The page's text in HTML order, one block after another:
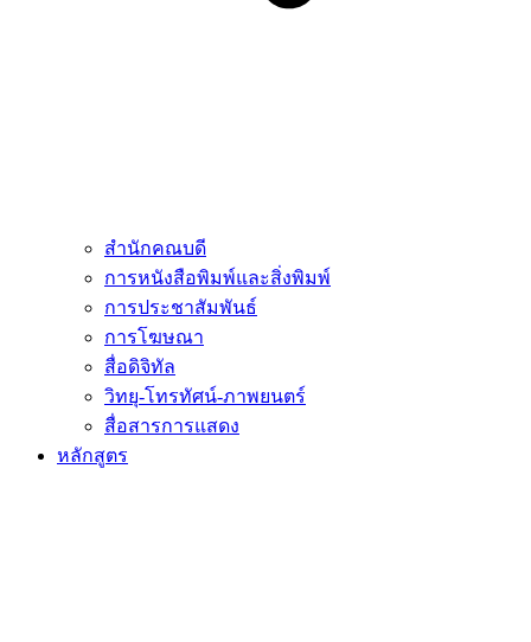
สำนักคณบดี
การหนังสือพิมพ์และสิ่งพิมพ์
การประชาสัมพันธ์
การโฆษณา
สื่อดิจิทัล
วิทยุ-โทรทัศน์-ภาพยนตร์
สื่อสารการแสดง
หลักสูตร